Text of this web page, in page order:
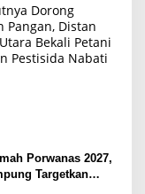
Dorong
Pangan, Distan
Bekali Petani
Pestisida Nabati
Porwanas 2027,
Targetkan